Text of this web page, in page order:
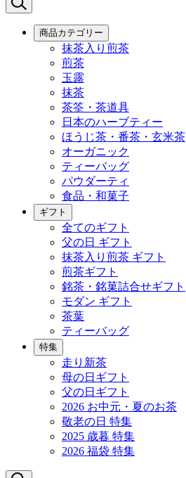
商品カテゴリー
抹茶入り煎茶
煎茶
玉露
抹茶
茶筌・茶道具
日本のハーブティー
ほうじ茶・番茶・玄米茶
オーガニック
ティーバッグ
パウダーティ
食品・和菓子
ギフト
全てのギフト
父の日 ギフト
抹茶入り煎茶 ギフト
煎茶ギフト
銘茶・銘菓詰合せギフト
モダン ギフト
茶葉
ティーバッグ
特集
走り新茶
母の日ギフト
父の日ギフト
2026 お中元・夏のお茶
敬老の日 特集
2025 歳暮 特集
2026 福袋 特集